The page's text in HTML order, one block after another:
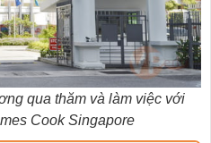
qua thăm và làm việc với
Cook Singapore